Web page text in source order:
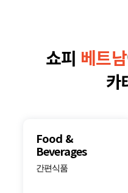
쇼피 베트남
카
Food &
Beverages
간편식품